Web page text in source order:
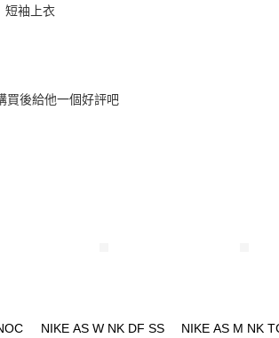
短袖上衣
買後給他一個好評吧
NIKE AS W NK DF SS
NIKE AS M NK